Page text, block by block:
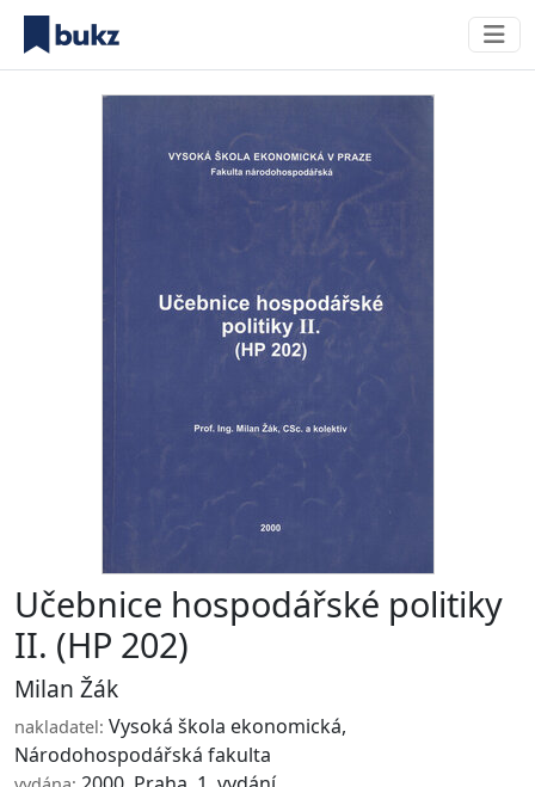
Učebnice hospodářské politiky
II. (HP 202)
Milan Žák
nakladatel: Vysoká škola ekonomická,
Národohospodářská fakulta